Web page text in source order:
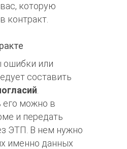
которую
контракт.
ошибки или
составить
можно в
и передать
ЭТП. В нем нужно
именно данных